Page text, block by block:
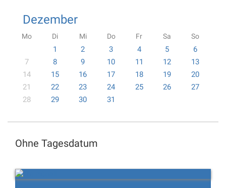
Dezember
Mo Di Mi Do Fr Sa So
1 2 3 4 5
6
7
8 9 10 11 12
13
14
15 16 17 18 19
20
21
22 23 24 25 26
27
28
29 30 31
Ohne Tagesdatum